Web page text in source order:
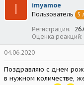
I imyamoe
Пользователь 5
Регистрация
Оценка реакций
04.06.2020
Поздравляю с днем
в нужном количестве,